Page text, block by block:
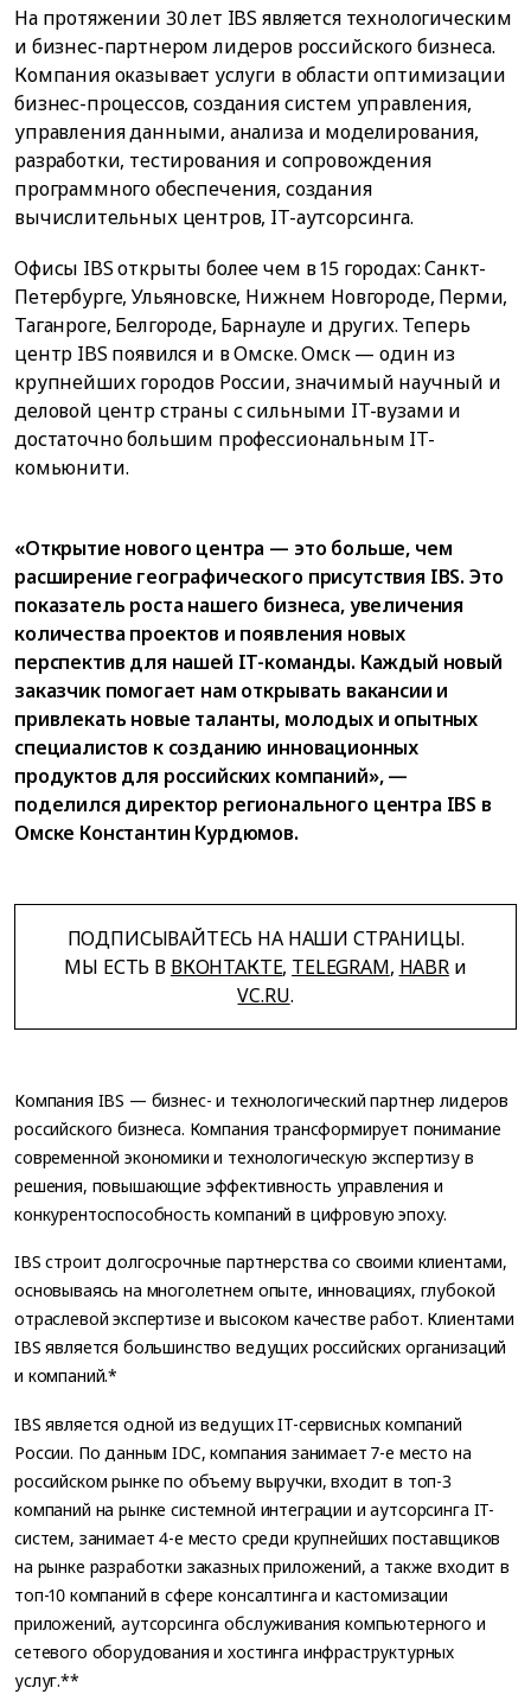
На протяжении 30 лет IBS является технологическим
и бизнес-партнером лидеров российского бизнеса.
Компания оказывает услуги в области оптимизации
бизнес-процессов, создания систем управления,
управления данными, анализа и моделирования,
разработки, тестирования и сопровождения
программного обеспечения, создания
вычислительных центров, IT-аутсорсинга.
Офисы IBS открыты более чем в 15 городах: Санкт-
Петербурге, Ульяновске, Нижнем Новгороде, Перми,
Таганроге, Белгороде, Барнауле и других. Теперь
центр IBS появился и в Омске. Омск — один из
крупнейших городов России, значимый научный и
деловой центр страны с сильными IT-вузами и
достаточно большим профессиональным IT-
комьюнити.
«Открытие нового центра — это больше, чем
расширение географического присутствия IBS. Это
показатель роста нашего бизнеса, увеличения
количества проектов и появления новых
перспектив для нашей IT-команды. Каждый новый
заказчик помогает нам открывать вакансии и
привлекать новые таланты, молодых и опытных
специалистов к созданию инновационных
продуктов для российских компаний», —
поделился директор регионального центра IBS в
Омске Константин Курдюмов.
ПОДПИСЫВАЙТЕСЬ НА НАШИ СТРАНИЦЫ.
МЫ ЕСТЬ В ВКОНТАКТЕ, TELEGRAM, HABRи
VC.RU.
Компания IBS — бизнес- и технологический партнер лидеров
российского бизнеса. Компания трансформирует понимание
современной экономики и технологическую экспертизу в
решения, повышающие эффективность управления и
конкурентоспособность компаний в цифровую эпоху.
IBS строит долгосрочные партнерства со своими клиентами,
основываясь на многолетнем опыте, инновациях, глубокой
отраслевой экспертизе и высоком качестве работ. Клиентами
IBS является большинство ведущих российских организаций
и компаний.*
IBS является одной из ведущих IT-сервисных компаний
России. По данным IDC, компания занимает 7-е место на
российском рынке по объему выручки, входит в топ-3
компаний на рынке системной интеграции и аутсорсинга IT-
систем, занимает 4-е место среди крупнейших поставщиков
на рынке разработки заказных приложений, а также входит в
топ-10 компаний в сфере консалтинга и кастомизации
приложений, аутсорсинга обслуживания компьютерного и
сетевого оборудования и хостинга инфраструктурных
услуг.**